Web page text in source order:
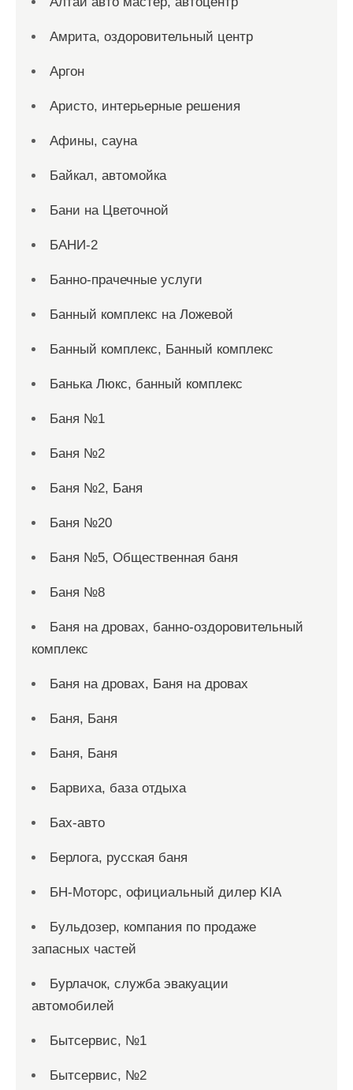
Амрита, оздоровительный центр
Аргон
Аристо, интерьерные решения
Афины, сауна
Байкал, автомойка
Бани на Цветочной
БАНИ-2
Банно-прачечные услуги
Банный комплекс на Ложевой
Банный комплекс, Банный комплекс
Банька Люкс, банный комплекс
Баня №1
Баня №2
Баня №2, Баня
Баня №20
Баня №5, Общественная баня
Баня №8
Баня на дровах, банно-оздоровительный
комплекс
Баня на дровах, Баня на дровах
Баня, Баня
Баня, Баня
Барвиха, база отдыха
Бах-авто
Берлога, русская баня
БН-Моторс, официальный дилер KIA
Бульдозер, компания по продаже
запасных частей
Бурлачок, служба эвакуации
автомобилей
Бытсервис, №1
Бытсервис, №2